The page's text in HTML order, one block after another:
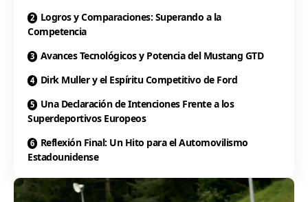
Logros y Comparaciones: Superando a la
Competencia
Avances Tecnológicos y Potencia del Mustang GTD
Dirk Muller y el Espíritu Competitivo de Ford
Una Declaración de Intenciones Frente a los
Superdeportivos Europeos
Reflexión Final: Un Hito para el Automovilismo
Estadounidense